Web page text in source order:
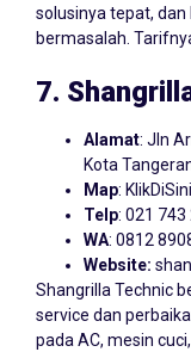
solusinya tepat,
bermasalah.
7.
Alamat: Jln
Kota
Map: KlikDiSini
Telp: 021
WA: 0812
Website:
Shangrilla Technic
service dan
pada AC, mesin